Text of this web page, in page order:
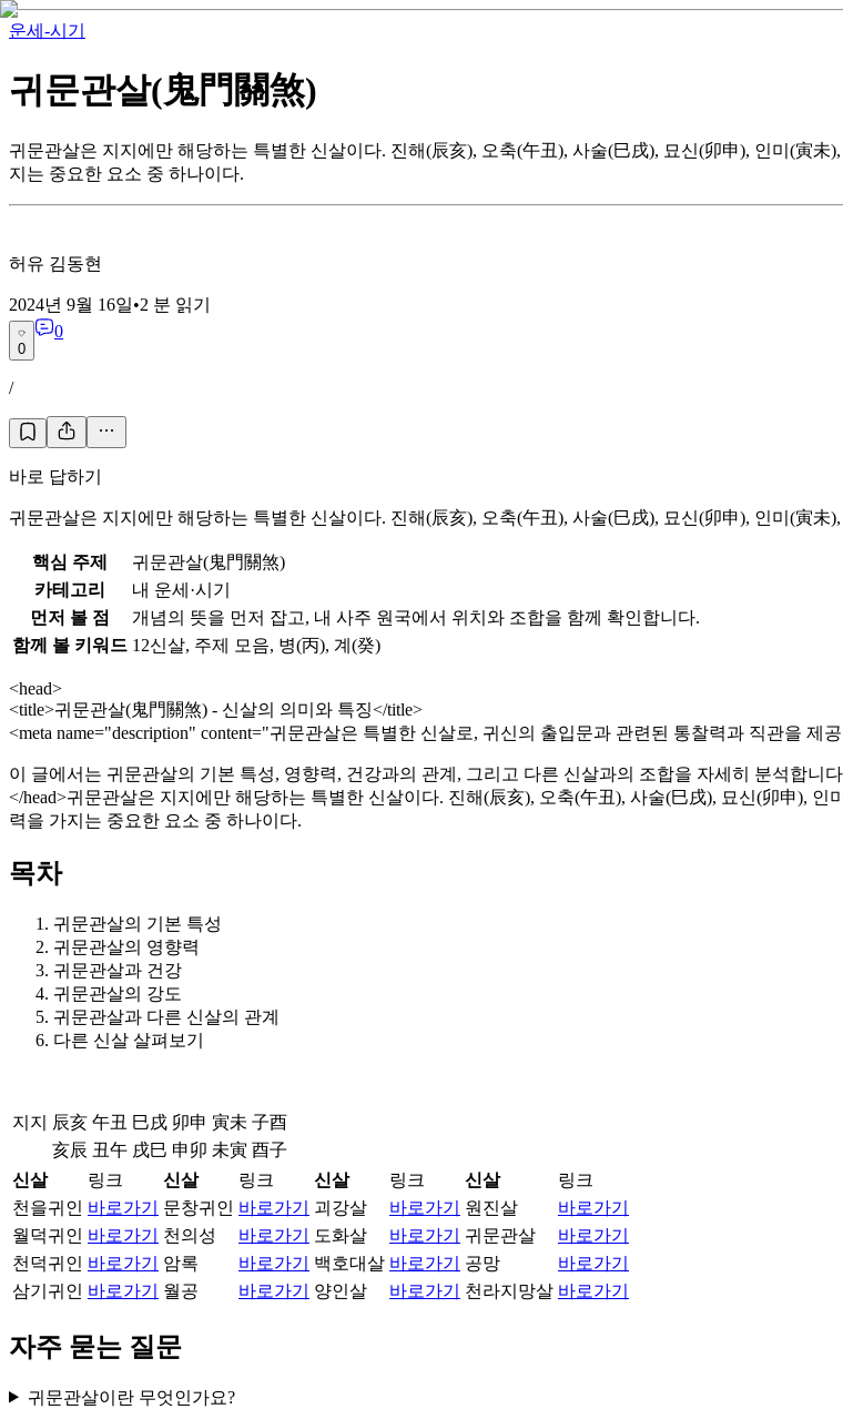
운세-시기
귀문관살(鬼門關煞)
귀문관살은 지지에만 해당하는 특별한 신살이다. 진해(辰亥), 오축(午丑), 사술(巳戌), 묘신(卯申), 인미(寅
지는 중요한 요소 중 하나이다.
허유 김동현
2024년 9월 16일•2 분 읽기
0
0
/
바로 답하기
귀문관살은 지지에만 해당하는 특별한 신살이다. 진해(辰亥), 오축(午丑), 사술(巳戌), 묘신(卯申), 인미(寅未
핵심 주제
귀문관살(鬼門關煞)
카테고리
내 운세·시기
먼저 볼 점
개념의 뜻을 먼저 잡고, 내 사주 원국에서 위치와 조합을 함께 확인합니다.
함께 볼 키워드 12신살, 주제 모음, 병(丙), 계(癸)
<head>
<title>귀문관살(鬼門關煞) - 신살의 의미와 특징</title>
<meta name="description" content="귀문관살은 특별한 신살로, 귀신의 출입문과 관련된 통찰력과 직관을 제
이 글에서는 귀문관살의 기본 특성, 영향력, 건강과의 관계, 그리고 다른 신살과의 조합을 자세히 분석합니
</head>귀문관살은 지지에만 해당하는 특별한 신살이다. 진해(辰亥), 오축(午丑), 사술(巳戌), 묘신(卯申),
력을 가지는 중요한 요소 중 하나이다.
목차
귀문관살의 기본 특성
귀문관살의 영향력
귀문관살과 건강
귀문관살의 강도
귀문관살과 다른 신살의 관계
다른 신살 살펴보기
지지 辰亥 午丑 巳戌 卯申 寅未 子酉
亥辰 丑午 戌巳 申卯 未寅 酉子
신살
링크 신살 링크 신살 링크 신살
링크
천을귀인 바로가기 문창귀인 바로가기 괴강살 바로가기 원진살
바로가기
월덕귀인 바로가기 천의성 바로가기 도화살 바로가기 귀문관살
바로가기
천덕귀인 바로가기 암록 바로가기 백호대살 바로가기 공망
바로가기
삼기귀인 바로가기 월공 바로가기 양인살 바로가기 천라지망살 바로가기
자주 묻는 질문
귀문관살이란 무엇인가요?